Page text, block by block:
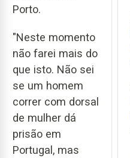
Porto.
"Neste momento
não farei mais do
que isto. Não sei
se um homem
correr com dorsal
de mulher dá
prisão em
Portugal, mas